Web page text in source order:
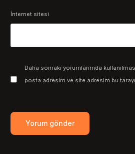
İnternet sitesi
Daha sonraki yorumlarımda
posta adresim ve site adresim bu